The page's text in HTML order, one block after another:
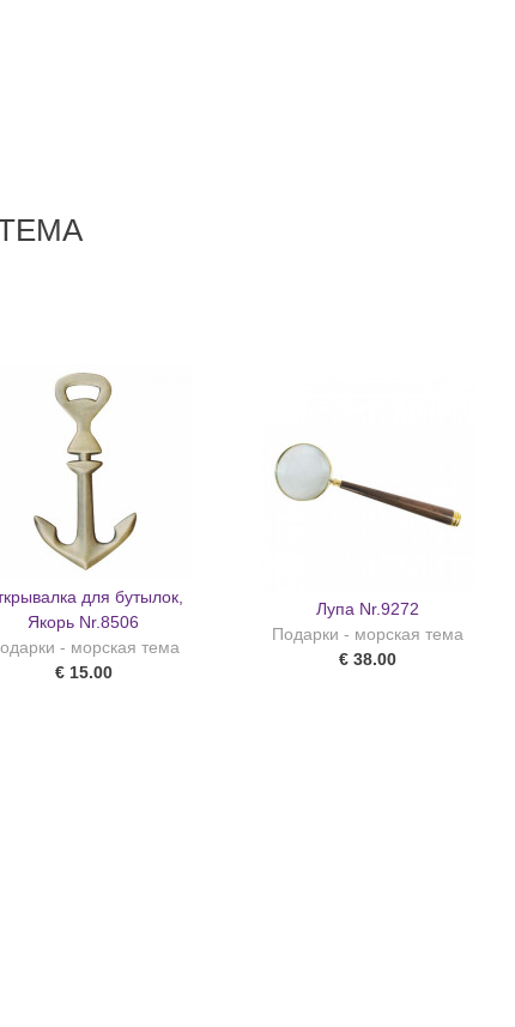
для бутылок,
Якорь Nr.8506
- морская тема
€ 15.00
Лупа Nr.9272
Подарки - морская тема
€ 38.00